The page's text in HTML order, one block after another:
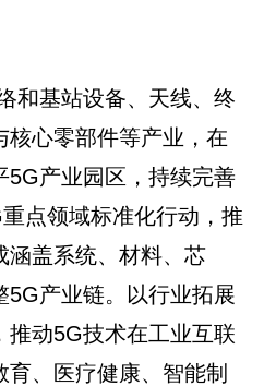
和基站设备、天线、终
核心零部件等产业，在
5G产业园区，持续完善
点领域标准化行动，推
涵盖系统、材料、芯
5G产业链。以行业拓展
推动5G技术在工业互联
、医疗健康、智能制